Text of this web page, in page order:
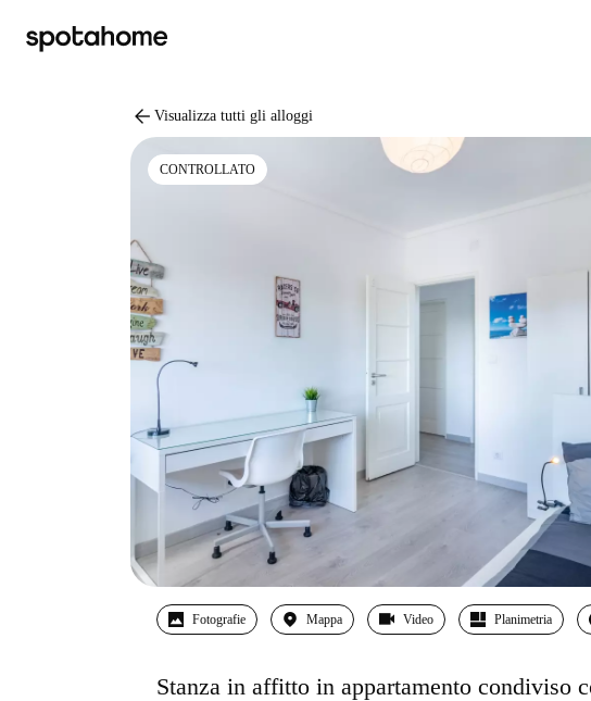
arrow_back Visualizza tutti gli alloggi
CONTROLLATO
Fotografie Mappa Video Planimetria
Stanza in affitto in appartamento condiviso